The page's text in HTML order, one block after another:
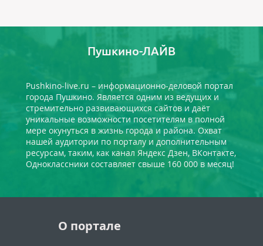
Пушкино-ЛАЙВ
Pushkino-live.ru – информационно-деловой портал
города Пушкино. Является одним из ведущих и
стремительно развивающихся сайтов и даёт
уникальные возможности посетителям в полной
мере окунуться в жизнь города и района. Охват
нашей аудитории по порталу и дополнительным
ресурсам, таким, как канал Яндекс Дзен, ВКонтакте,
Одноклассники составляет свыше 160 000 в месяц!
О портале